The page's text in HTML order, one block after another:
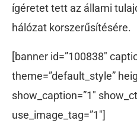
ígéretet tett az állami
hálózat korszerűsítésére.
[banner id=”100838″
theme=”default_style”
show_caption=”1″
use_image_tag=”1″]